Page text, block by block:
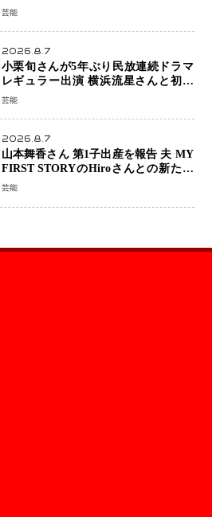
へ 40周年へ向け1年間で全作品を順次
芸能
2026.8.7
小栗旬さんが5年ぶり民放連続ドラマ
レギュラー出演 横浜流星さんと初共
演『LOST10』で異色バディ結成
芸能
2026.8.7
山本舞香さん 第1子出産を報告 夫 MY
FIRST STORYのHiroさんとの新たな
家族生活「母子ともに健康」
芸能